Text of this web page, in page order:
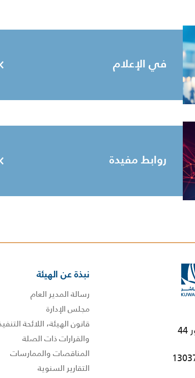
في الإعلام
روابط مفيدة
نبذة عن الهيئة
رسالة المدير العام
مجلس الإدارة
قانون الهيئة، اللائحة
والقرارات ذات الصلة
المناقصات والممارسات
التقارير السنوية